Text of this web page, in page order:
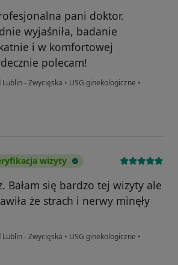
pani doktor.
wyjaśniła, badanie
i w komfortowej
polecam!
Lublin - Zwycięska • USG ginekologiczne •
wizyty
Bałam się bardzo tej wizyty ale
że strach i nerwy minęły
Lublin - Zwycięska • USG ginekologiczne •